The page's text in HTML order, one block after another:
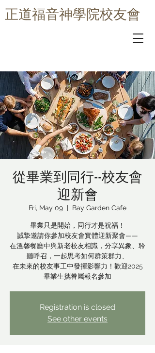
​正道福音神學院校友會
從畢業到同行--校友會
迎新會
Fri, May 09
  |
Bay Garden Cafe
畢業只是開始，同行才是祝福！
誠摯邀請你參加校友會實體迎新聚會——
在溫馨餐廳中與新老校友相識，分享異象、聆
聽呼召，一起思考如何群策群力、
在未來的校友事工中發揮影響力！歡迎2025
畢業生攜眷屬報名參加
Registration is closed
See other events